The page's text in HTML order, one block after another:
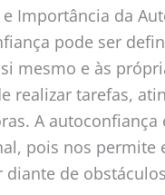
Importância da
pode ser
mesmo e às
realizar tarefas,
A autoconfiança
pois nos permite
diante de